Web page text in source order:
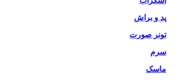
پد و براش
تونر صورت
سرم
ماسک